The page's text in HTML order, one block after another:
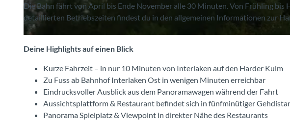
l
e
Die Bahn fährt von April bis Ende November alle 30 Minuten. Von Frühling
detaillierten Betriebszeiten findest du in den allgemeinen Informationen zur
Deine Highlights auf einen Blick
Kurze Fahrzeit – in nur 10 Minuten von Interlaken auf den Harder Kulm
Zu Fuss ab Bahnhof Interlaken Ost in wenigen Minuten erreichbar
Eindrucksvoller Ausblick aus dem Panoramawagen während der Fahrt
Aussichtsplattform & Restaurant befindet sich in fünfminütiger
Panorama Spielplatz & Viewpoint in direkter Nähe des Restaurants